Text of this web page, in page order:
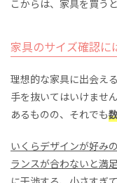
こからは、家具を買う
家具のサイズ確認に
理想的な家具に出会え
手を抜いてはいけませ
あるものの、それでも
いくらデザインが好み
ランスが合わないと満